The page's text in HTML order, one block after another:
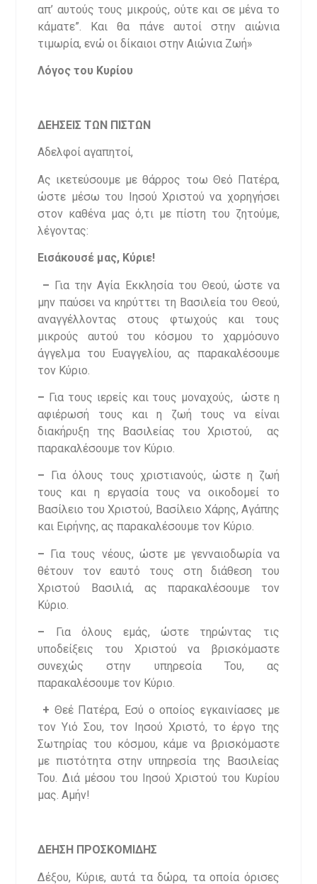
απ’ αυτούς τους μικρούς, ούτε και σε μένα το
κάματε”. Και θα πάνε αυτοί στην αιώνια
τιμωρία, ενώ οι δίκαιοι στην Αιώνια Ζωή»
Λόγος του Κυρίου
ΔΕΗΣΕΙΣ ΤΩΝ ΠΙΣΤΩΝ
Αδελφοί αγαπητοί,
Ας ικετεύσουμε με θάρρος τοω Θεό Πατέρα,
ώστε μέσω του Ιησού Χριστού να χορηγήσει
στον καθένα μας ό,τι με πίστη του ζητούμε,
λέγοντας:
Εισάκουσέ μας, Κύριε!
– Για την Αγία Εκκλησία του Θεού, ώστε να
μην παύσει να κηρύττει τη Βασιλεία του Θεού,
αναγγέλλοντας στους φτωχούς και τους
μικρούς αυτού του κόσμου το χαρμόσυνο
άγγελμα του Ευαγγελίου, ας παρακαλέσουμε
τον Κύριο.
– Για τους ιερείς και τους μοναχούς, ώστε η
αφιέρωσή τους και η ζωή τους να είναι
διακήρυξη της Βασιλείας του Χριστού, ας
παρακαλέσουμε τον Κύριο.
–
Για όλους τους χριστιανούς, ώστε η ζωή
τους και η εργασία τους να οικοδομεί το
Βασίλειο του Χριστού, Βασίλειο Χάρης, Αγάπης
και Ειρήνης, ας παρακαλέσουμε τον Κύριο.
– Για τους νέους, ώστε με γενναιοδωρία να
θέτουν τον εαυτό τους στη διάθεση του
Χριστού Βασιλιά, ας παρακαλέσουμε τον
Κύριο.
– Για όλους εμάς, ώστε τηρώντας τις
υποδείξεις του Χριστού να βρισκόμαστε
συνεχώς στην υπηρεσία Του, ας
παρακαλέσουμε τον Κύριο.
+ Θεέ Πατέρα, Εσύ ο οποίος εγκαινίασες με
τον Υιό Σου, τον Ιησού Χριστό, το έργο της
Σωτηρίας του κόσμου, κάμε να βρισκόμαστε
με πιστότητα στην υπηρεσία της Βασιλείας
Του. Διά μέσου του Ιησού Χριστού του Κυρίου
μας. Αμήν!
ΔΕΗΣΗ ΠΡΟΣΚΟΜΙΔΗΣ
Δέξου, Κύριε, αυτά τα δώρα, τα οποία όρισες